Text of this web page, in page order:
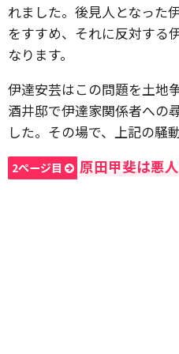
れました。後見人となった
をすすめ、それに反対する
なります。
伊達安芸はこの問題を土地
酒井邸で伊達家関係者への
した。その場で、上記の騒
2ページ目 原田甲斐は悪